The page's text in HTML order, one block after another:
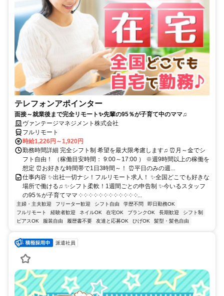
テレフォンアポインター
面接～就業後まで完全リモート✨先輩の95％が子育て中のママ♫
ヴァンテージマネジメント株式会社
フルリモート
時給1,226円～1,920円
勤務時間詳細 完全シフト制 希望を最大限考慮します♫ ⏰月～金でシ
フト自由！ （稼働目安時間： 9:00～17:00 ） ※週9時間以上の稼働を
想定 ⏰お好きな時間帯で1日3時間～！ ⏰平日のみの週...
仕事内容 ✨出社一切ナシ！フルリモート求人！ ✨全国どこでも好きな
場所で働ける♫ ✨シフト柔軟！1週間ごとの申告制 ✨今いるスタッフ
の95％が子育てママ ༶ ༶ ༶ ༶ ༶ ༶ ༶ ༶ ༶ ༶ ༶ ༶...
主婦・主夫歓迎 フリーター歓迎 シフト自由 学歴不問
即日勤務OK
フルリモート
経験者歓迎 ネイルOK 在宅OK ブランクOK 長期歓迎
シフト制
ピアスOK
服装自由 履歴書不要 友達と応募OK ひげOK 髪型・髪色自由
派遣社員